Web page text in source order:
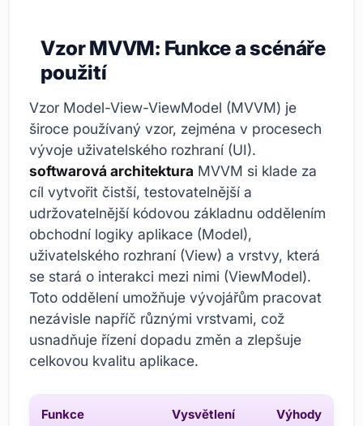
Vzor MVVM: Funkce a scénáře
použití
Vzor Model-View-ViewModel (MVVM) je
široce používaný vzor, zejména v procesech
vývoje uživatelského rozhraní (UI).
softwarová architektura MVVM si klade za
cíl vytvořit čistší, testovatelnější a
udržovatelnější kódovou základnu oddělením
obchodní logiky aplikace (Model),
uživatelského rozhraní (View) a vrstvy, která
se stará o interakci mezi nimi (ViewModel).
Toto oddělení umožňuje vývojářům pracovat
nezávisle napříč různými vrstvami, což
usnadňuje řízení dopadu změn a zlepšuje
celkovou kvalitu aplikace.
Funkce Vysvětlení Výhody